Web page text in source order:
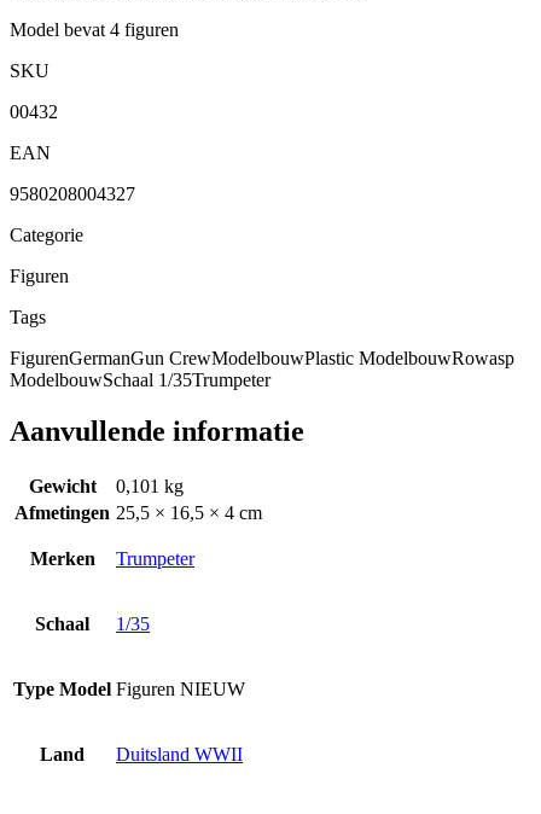
Model bevat 4 figuren
SKU
00432
EAN
9580208004327
Categorie
Figuren
Tags
FigurenGermanGun CrewModelbouwPlastic ModelbouwRowasp
ModelbouwSchaal 1/35Trumpeter
Aanvullende informatie
Gewicht
0,101 kg
Afmetingen 25,5 × 16,5 × 4 cm
Merken Trumpeter
Schaal 1/35
Type Model Figuren NIEUW
Land Duitsland WWII